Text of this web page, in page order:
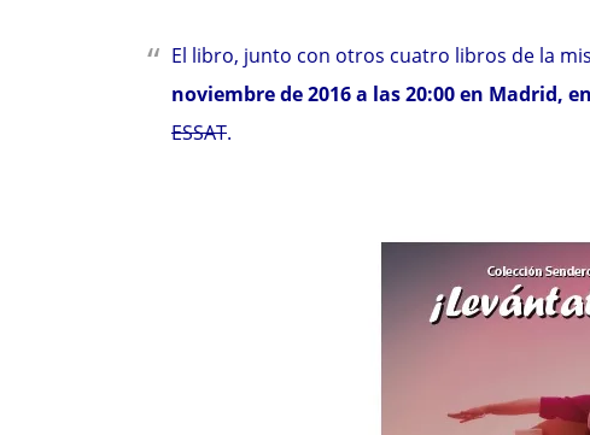
El libro, junto con otros cuatro libros de la
noviembre de 2016 a las 20:00 en Madrid,
ESSAT.